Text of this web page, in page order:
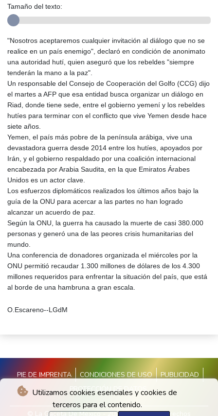
Utilizamos cookies esenciales y cookies de
terceros para el contenido.
Tamaño del texto:
"Nosotros aceptaremos cualquier invitación al diálogo que no se
realice en un país enemigo", declaró en condición de anonimato
una autoridad hutí, quien aseguró que los rebeldes "siempre
tenderán la mano a la paz".
Un responsable del Consejo de Cooperación del Golfo (CCG) dijo
el martes a AFP que esa entidad busca organizar un diálogo en
Riad, donde tiene sede, entre el gobierno yemení y los rebeldes
hutíes para terminar con el conflicto que vive Yemen desde hace
siete años.
Yemen, el país más pobre de la península arábiga, vive una
devastadora guerra desde 2014 entre los hutíes, apoyados por
Irán, y el gobierno respaldado por una coalición internacional
encabezada por Arabia Saudita, en la que Emiratos Árabes
Unidos es un actor clave.
Los esfuerzos diplomáticos realizados los últimos años bajo la
guía de la ONU para acercar a las partes no han logrado
alcanzar un acuerdo de paz.
Según la ONU, la guerra ha causado la muerte de casi 380.000
personas y generó una de las peores crisis humanitarias del
mundo.
Una conferencia de donadores organizada el miércoles por la
ONU permitió recaudar 1.300 millones de dólares de los 4.300
millones requeridos para enfrentar la situación del país, que está
al borde de una hambruna a gran escala.
O.Escareno--LGdM
PIE DE IMPRENTA CONDICIONES DE USO
PUBLICIDAD
PROTECCIÓN DE DATOS
© La Gaceta De Mexico - 2026 - Todos los derechos